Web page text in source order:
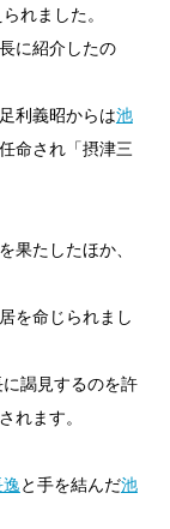
れました。
に紹介したの
利義昭からは池
命され「摂津三
果たしたほか、
を命じられまし
謁見するのを許
れます。
と手を結んだ池